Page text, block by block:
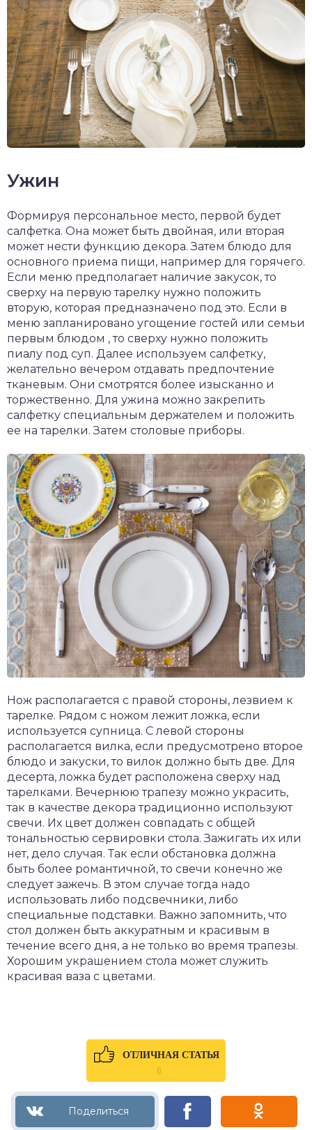
Ужин
Формируя персональное место, первой будет
салфетка. Она может быть двойная, или вторая
может нести функцию декора. Затем блюдо для
основного приема пищи, например для горячего.
Если меню предполагает наличие закусок, то
сверху на первую тарелку нужно положить
вторую, которая предназначено под это. Если в
меню запланировано угощение гостей или семьи
первым блюдом , то сверху нужно положить
пиалу под суп. Далее используем салфетку,
желательно вечером отдавать предпочтение
тканевым. Они смотрятся более изысканно и
торжественно. Для ужина можно закрепить
салфетку специальным держателем и положить
ее на тарелки. Затем столовые приборы.
Нож располагается с правой стороны, лезвием к
тарелке. Рядом с ножом лежит ложка, если
используется супница. С левой стороны
располагается вилка, если предусмотрено второе
блюдо и закуски, то вилок должно быть две. Для
десерта, ложка будет расположена сверху над
тарелками. Вечернюю трапезу можно украсить,
так в качестве декора традиционно используют
свечи. Их цвет должен совпадать с общей
тональностью сервировки стола. Зажигать их или
нет, дело случая. Так если обстановка должна
быть более романтичной, то свечи конечно же
следует зажечь. В этом случае тогда надо
использовать либо подсвечники, либо
специальные подставки. Важно запомнить, что
стол должен быть аккуратным и красивым в
течение всего дня, а не только во время трапезы.
Хорошим украшением стола может служить
красивая ваза с цветами.
ОТЛИЧНАЯ СТАТЬЯ
0